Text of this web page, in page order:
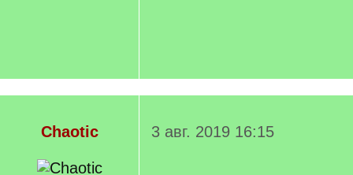
Chaotic 3 авг. 2019 16:15